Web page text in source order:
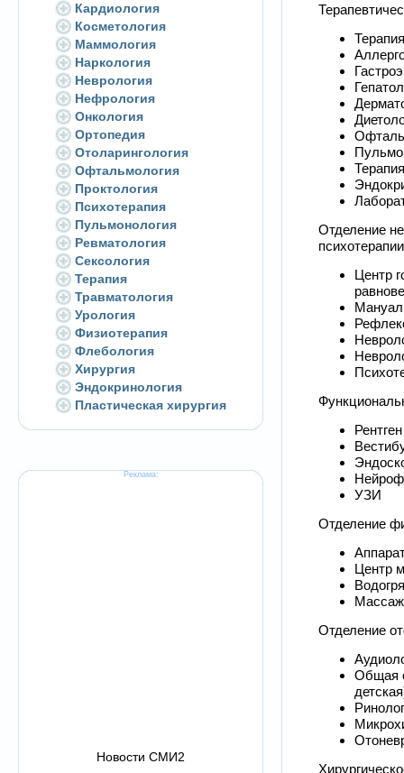
Кардиология
Косметология
Маммология
Наркология
Неврология
Нефрология
Онкология
Ортопедия
Отоларингология
Офтальмология
Проктология
Психотерапия
Пульмонология
Ревматология
Сексология
Терапия
Травматология
Урология
Физиотерапия
Флебология
Хирургия
Эндокринология
Пластическая хирургия
Реклама:
Новости СМИ2
Терапия
Отделение
психотерапии
Центр
Рентген
УЗИ
Отделение
Центр
Массаж
Отделение
Общая